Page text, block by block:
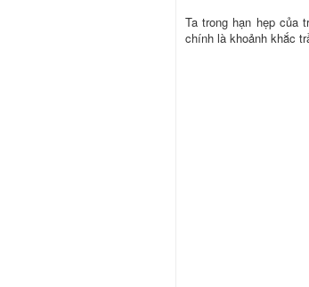
Ta trong hạn hẹp của
chính là khoảnh khắc